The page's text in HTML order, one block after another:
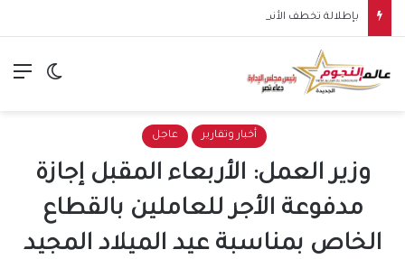
الوضع
أخبار وتقارير عاجل
وزير العمل: الأربعاء المقبل إجازة
مدفوعة الأجر للعاملين بالقطاع
الخاص بمناسبة عيد الميلاد المجيد